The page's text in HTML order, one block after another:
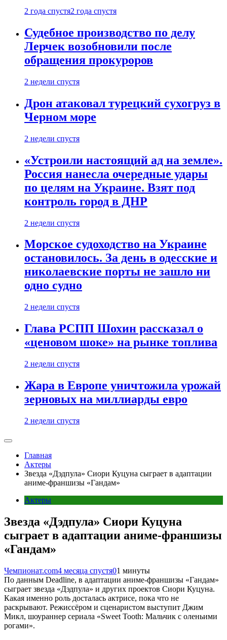
2 года спустя2 года спустя
Судебное производство по делу
Лерчек возобновили после
обращения прокуроров
2 недели спустя
Дрон атаковал турецкий сухогруз в
Черном море
2 недели спустя
«Устроили настоящий ад на земле».
Россия нанесла очередные удары
по целям на Украине. Взят под
контроль город в ДНР
2 недели спустя
Морское судоходство на Украине
остановилось. За день в одесские и
николаевские порты не зашло ни
одно судно
2 недели спустя
Глава РСПП Шохин рассказал о
«ценовом шоке» на рынке топлива
2 недели спустя
Жара в Европе уничтожила урожай
зерновых на миллиарды евро
2 недели спустя
Главная
Актеры
Звезда «Дэдпула» Сиори Куцуна сыграет в адаптации
аниме-франшизы «Гандам»
Актеры
Звезда «Дэдпула» Сиори Куцуна
сыграет в адаптации аниме-франшизы
«Гандам»
Чемпионат.com4 месяца спустя01 минуты
По данным Deadline, в адаптации аниме-франшизы «Гандам»
сыграет звезда «Дэдпула» и других проектов Сиори Куцуна.
Какая именно роль досталась актрисе, пока что не
раскрывают. Режиссёром и сценаристом выступит Джим
Микл, шоураннер сериала «Sweet Tooth: Мальчик с оленьими
рогами».